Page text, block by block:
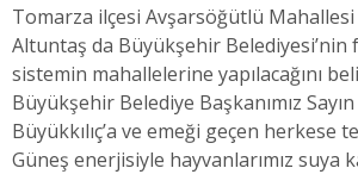
Tomarza ilçesi Avşarsöğütlü
Altuntaş da Büyükşehir Belediyesi’nin
sistemin mahallelerine yapılacağını
Büyükşehir Belediye Başkanımız
Büyükkılıç’a ve emeği geçen herkese
Güneş enerjisiyle hayvanlarımız suya